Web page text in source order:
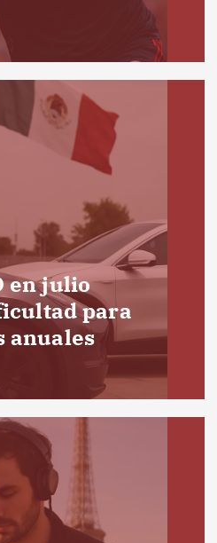
en julio
para
anuales